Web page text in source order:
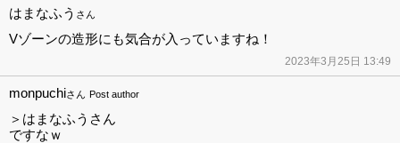
はまなふう さん
Vゾーンの造形にも気合が入っていますね！
2023年3月25日 13:49
monpuchiさん Post author
＞はまなふうさん
ですなｗ